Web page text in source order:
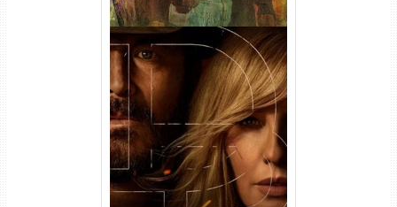
Rancho Dutton 1ª
Temporada Torrent (2026)
WEB-DL 1080p Dual Áudio